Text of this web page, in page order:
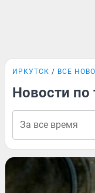
ИРКУТСК ВСЕ
Новости по